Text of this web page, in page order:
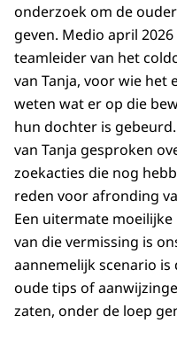
onderzoek om de
geven. Medio april
teamleider van het
van Tanja, voor wie het
weten wat er op die
hun dochter is
van Tanja gesproken
zoekacties die nog
reden voor afronding
Een uitermate
van die vermissing is
aannemelijk scenario
oude tips of
zaten, onder de loep